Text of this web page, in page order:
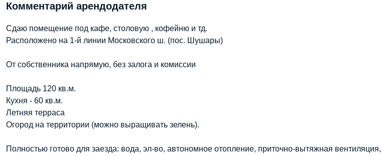
Комментарий арендодателя
Сдаю помещение под кафе, столовую , кофейню и тд.
Расположено на 1-й линии Московского ш. (пос. Шушары)
От собственника напрямую, без залога и комиссии
Площадь 120 кв.м.
Кухня - 60 кв.м.
Летняя терраса
Огород на территории (можно выращивать зелень).
Полностью готово для заезда: вода, эл-во, автономное отопление, приточно-вытяжная вентиляция,